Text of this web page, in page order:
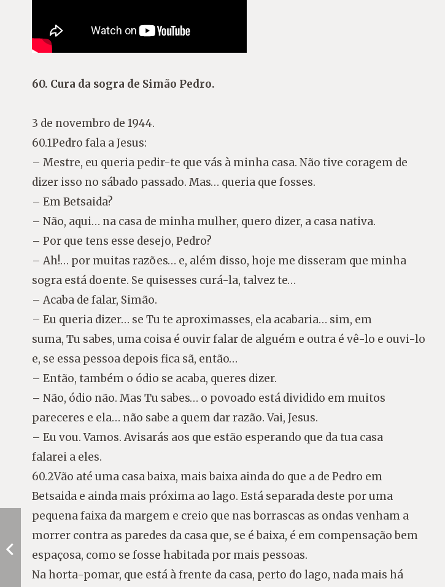
60. Cura da sogra de Simão Pedro.
3 de novembro de 1944.
60.1Pedro fala a Jesus:
– Mestre, eu queria pedir-te que vás à minha casa. Não tive coragem de
dizer isso no sábado passado. Mas… queria que fosses.
– Em Betsaida?
– Não, aqui… na casa de minha mulher, quero dizer, a casa nativa.
– Por que tens esse desejo, Pedro?
– Ah!… por muitas razões… e, além disso, hoje me disseram que minha
sogra está doente. Se quisesses curá-la, talvez te…
– Acaba de falar, Simão.
– Eu queria dizer… se Tu te aproximasses, ela acabaria… sim, em
suma, Tu sabes, uma coisa é ouvir falar de alguém e outra é vê-lo e ouvi-lo
e, se essa pessoa depois fica sã, então…
– Então, também o ódio se acaba, queres dizer.
– Não, ódio não. Mas Tu sabes… o povoado está dividido em muitos
pareceres e ela… não sabe a quem dar razão. Vai, Jesus.
– Eu vou. Vamos. Avisarás aos que estão esperando que da tua casa
falarei a eles.
60.2Vão até uma casa baixa, mais baixa ainda do que a de Pedro em
Betsaida e ainda mais próxima ao lago. Está separada deste por uma
pequena faixa da margem e creio que nas borrascas as ondas venham a
morrer contra as paredes da casa que, se é baixa, é em compensação bem
espaçosa, como se fosse habitada por mais pessoas.
Na horta-pomar, que está à frente da casa, perto do lago, nada mais há